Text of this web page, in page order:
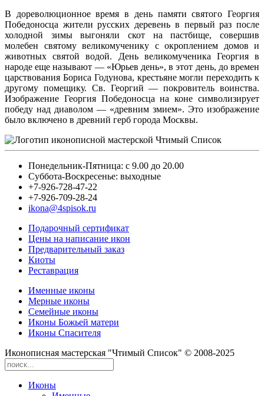
В дореволюционное время в день памяти святого Георгия
Победоносца жители русских деревень в первый раз после
холодной зимы выгоняли скот на пастбище, совершив
молебен святому великомученику с окроплением домов и
животных святой водой. День великомученика Георгия в
народе еще называют — «Юрьев день», в этот день, до времен
царствования Бориса Годунова, крестьяне могли переходить к
другому помещику. Св. Георгий — покровитель воинства.
Изображение Георгия Победоносца на коне символизирует
победу над диаволом — «древним змием». Это изображение
было включено в древний герб города Москвы.
Понедельник-Пятница: с 9.00 до 20.00
Суббота-Воскресенье: выходные
+7-926-728-47-22
+7-926-709-28-24
ikona@4spisok.ru
Подарочный сертификат
Цены на написание икон
Предварительный заказ
Киоты
Реставрация
Именные иконы
Мерные иконы
Семейные иконы
Иконы Божьей матери
Иконы Спасителя
Иконописная мастерская "Чтимый Список" © 2008-2025
Иконы